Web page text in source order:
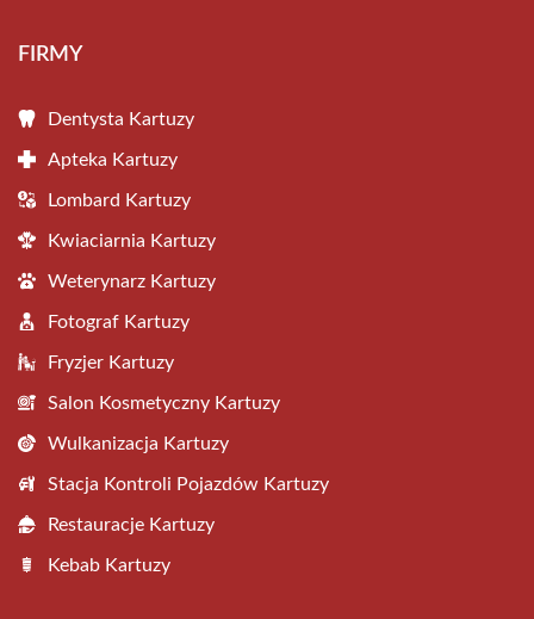
FIRMY
Dentysta Kartuzy
Apteka Kartuzy
Lombard Kartuzy
Kwiaciarnia Kartuzy
Weterynarz Kartuzy
Fotograf Kartuzy
Fryzjer Kartuzy
Salon Kosmetyczny Kartuzy
Wulkanizacja Kartuzy
Stacja Kontroli Pojazdów Kartuzy
Restauracje Kartuzy
Kebab Kartuzy